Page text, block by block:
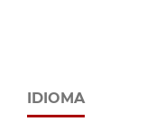
IDIOMA